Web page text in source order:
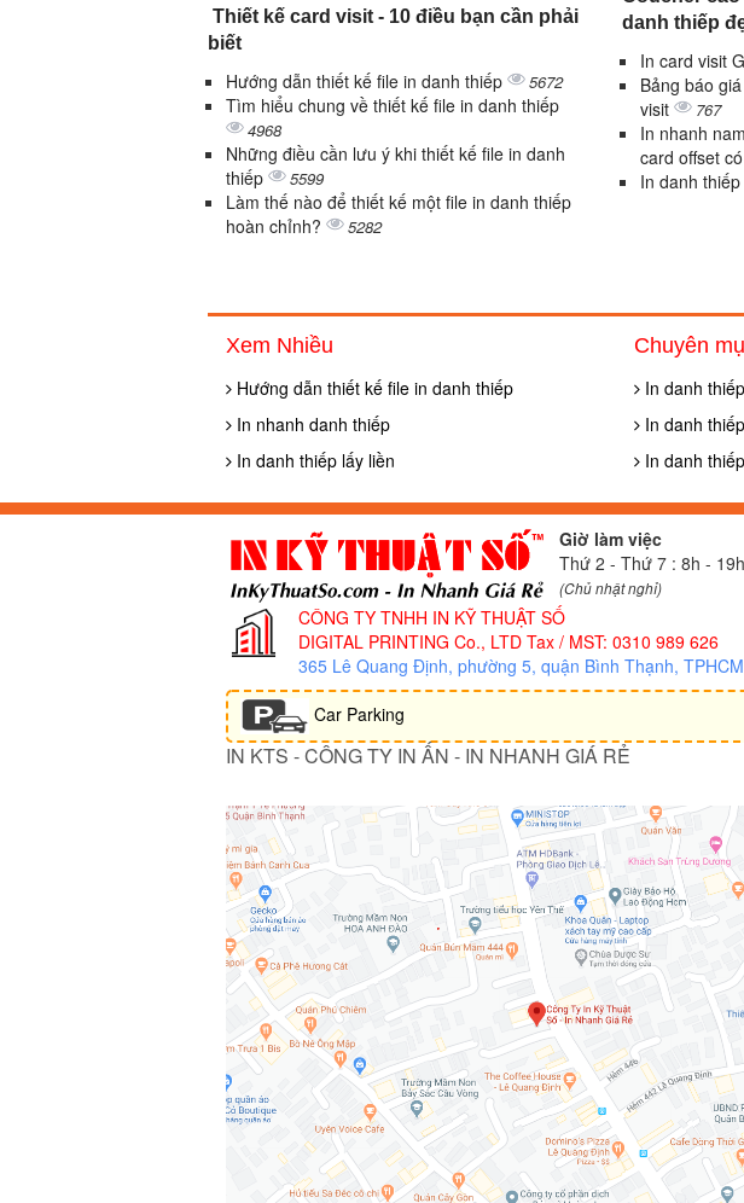
Thiết kế card visit - 10 điều bạn cần phải
biết
Hướng dẫn thiết kế file in danh thiếp 5672
Tìm hiểu chung về thiết kế file in danh thiếp
4968
Những điều cần lưu ý khi thiết kế file in danh
thiếp
5599
Làm thế nào để thiết kế một file in danh thiếp
hoàn chỉnh?
5282
danh thiếp
In card visit
Bảng báo
visit
767
In nhanh
card offset
In danh
Xem Nhiều
Hướng dẫn thiết kế file in danh thiếp
In nhanh danh thiếp
In danh thiếp lấy liền
Chuyên
In danh
In danh
In danh
Giờ làm việc
Thứ 2 - Thứ 7 : 8h - 19h
(Chủ nhật nghỉ)
CÔNG TY TNHH IN KỸ THUẬT SỐ
DIGITAL PRINTING Co., LTD Tax / MST: 0310 989 626
365 Lê Quang Định, phường 5, quận Bình Thạnh, TPHCM
Car Parking
IN KTS - CÔNG TY IN ẤN - IN NHANH GIÁ RẺ